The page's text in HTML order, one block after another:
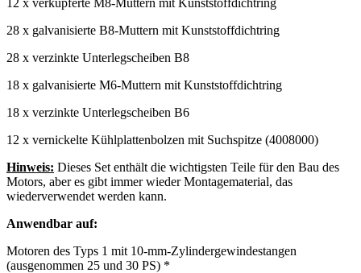
28 x galvanisierte B8-Muttern mit Kunststoffdichtring
28 x verzinkte Unterlegscheiben B8
18 x galvanisierte M6-Muttern mit Kunststoffdichtring
18 x verzinkte Unterlegscheiben B6
12 x vernickelte Kühlplattenbolzen mit Suchspitze (4008000)
Hinweis: Dieses Set enthält die wichtigsten Teile für den Bau des
Motors, aber es gibt immer wieder Montagematerial, das
wiederverwendet werden kann.
Anwendbar auf:
Motoren des Typs 1 mit 10-mm-Zylindergewindestangen
(ausgenommen 25 und 30 PS) *